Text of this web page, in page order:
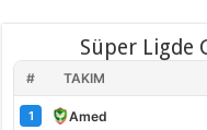
Süper Ligde
# TAKIM
1 Amed